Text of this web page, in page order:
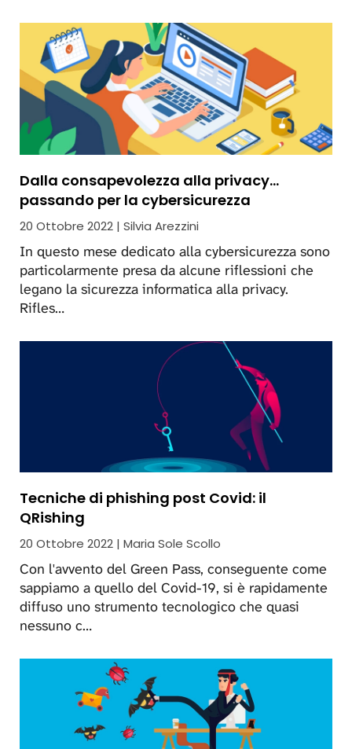
Dalla consapevolezza alla privacy…
passando per la cybersicurezza
20 Ottobre 2022 | Silvia Arezzini
In questo mese dedicato alla cybersicurezza sono
particolarmente presa da alcune riflessioni che
legano la sicurezza informatica alla privacy.
Rifles…
Tecniche di phishing post Covid: il
QRishing
20 Ottobre 2022 | Maria Sole Scollo
Con l'avvento del Green Pass, conseguente come
sappiamo a quello del Covid-19, si è rapidamente
diffuso uno strumento tecnologico che quasi
nessuno c…